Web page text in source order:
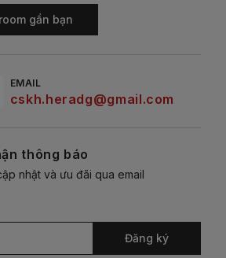
gần bạn
EMAIL
cskh.heradg@gmail.com
thông báo
nhật và ưu đãi qua email
Đăng ký